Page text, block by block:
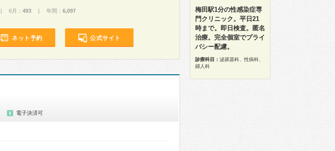
月： 493 | 年間： 6,097
ネット予約 公式サイト
電子決済可
梅田駅1分の性感染症専
門クリニック。平日21
時まで。即日検査。匿名
治療。完全個室でプライ
バシー配慮。
診療科目： 泌尿器科、性病科、
婦人科